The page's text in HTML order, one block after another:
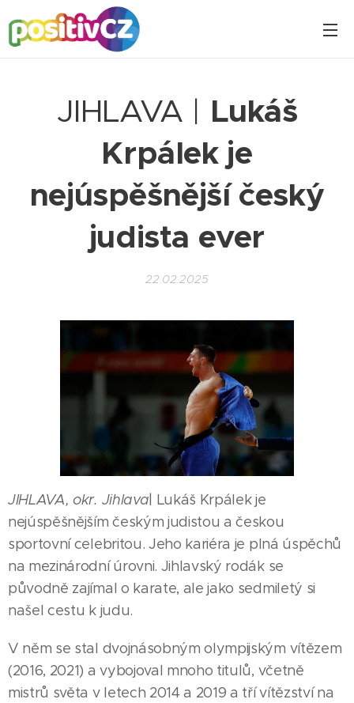
JIHLAVA | Lukáš
Krpálek je
nejúspěšnější český
judista ever
22.02.2025
JIHLAVA, okr. Jihlava | Lukáš Krpálek je
nejúspěšnějším českým judistou a českou
sportovní celebritou. Jeho kariéra je plná úspěchů
na mezinárodní úrovni. Jihlavský rodák se
původně zajímal o karate, ale jako sedmiletý si
našel cestu k judu.
V něm se stal dvojnásobným olympijským vítězem
(2016, 2021) a vybojoval mnoho titulů, včetně
mistrů světa v letech 2014 a 2019 a tří vítězství na